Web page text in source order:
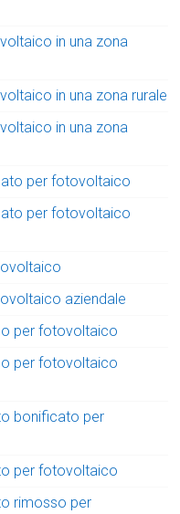
in una zona
in una zona rurale
in una zona
per fotovoltaico
per fotovoltaico
aziendale
per fotovoltaico
per fotovoltaico
bonificato per
per fotovoltaico
rimosso per